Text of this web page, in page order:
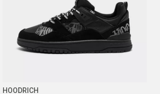
HOODRICH